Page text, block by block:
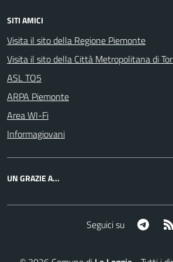
SITI AMICI
Visita il sito della Regione Piemonte
Visita il sito della Città Metropolitana di
ASL TO5
ARPA Piemonte
Area WI-Fi
Informagiovani
UN GRAZIE A...
Seguici su